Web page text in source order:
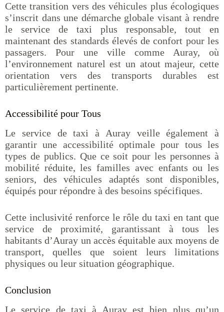
Cette transition vers des véhicules plus écologiques
s’inscrit dans une démarche globale visant à rendre
le service de taxi plus responsable, tout en
maintenant des standards élevés de confort pour les
passagers. Pour une ville comme Auray, où
l’environnement naturel est un atout majeur, cette
orientation vers des transports durables est
particulièrement pertinente.
Accessibilité pour Tous
Le service de taxi à Auray veille également à
garantir une accessibilité optimale pour tous les
types de publics. Que ce soit pour les personnes à
mobilité réduite, les familles avec enfants ou les
seniors, des véhicules adaptés sont disponibles,
équipés pour répondre à des besoins spécifiques.
Cette inclusivité renforce le rôle du taxi en tant que
service de proximité, garantissant à tous les
habitants d’Auray un accès équitable aux moyens de
transport, quelles que soient leurs limitations
physiques ou leur situation géographique.
Conclusion
Le service de taxi à Auray est bien plus qu’un